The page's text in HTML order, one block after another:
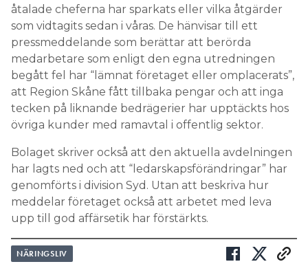
åtalade cheferna har sparkats eller vilka åtgärder
som vidtagits sedan i våras. De hänvisar till ett
pressmeddelande som berättar att berörda
medarbetare som enligt den egna utredningen
begått fel har “lämnat företaget eller omplacerats”,
att Region Skåne fått tillbaka pengar och att inga
tecken på liknande bedrägerier har upptäckts hos
övriga kunder med ramavtal i offentlig sektor.
Bolaget skriver också att den aktuella avdelningen
har lagts ned och att “ledarskapsförändringar” har
genomförts i division Syd. Utan att beskriva hur
meddelar företaget också att arbetet med leva
upp till god affärsetik har förstärkts.
NÄRINGSLIV